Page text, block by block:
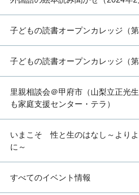
子どもの読書オープンカレッジ（第
子どもの読書オープンカレッジ（第
里親相談会＠甲府市（山梨立正光
も家庭支援センター・テラ）
いまこそ 性と生のはなし～より
に～
すべてのイベント情報